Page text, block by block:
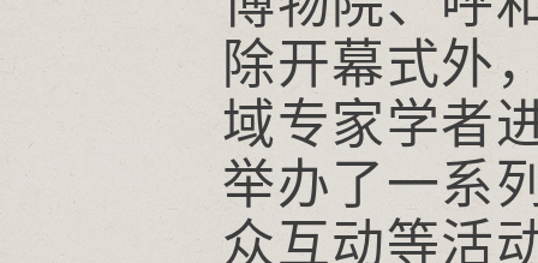
除开幕式外
域专家学者
举办了一系
众互动等活